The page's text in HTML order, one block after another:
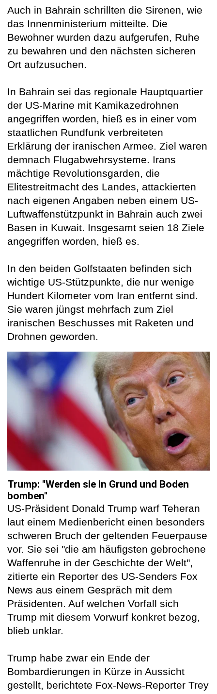
Auch in Bahrain schrillten die Sirenen, wie
das Innenministerium mitteilte. Die
Bewohner wurden dazu aufgerufen, Ruhe
zu bewahren und den nächsten sicheren
Ort aufzusuchen.
In Bahrain sei das regionale Hauptquartier
der US-Marine mit Kamikazedrohnen
angegriffen worden, hieß es in einer vom
staatlichen Rundfunk verbreiteten
Erklärung der iranischen Armee. Ziel waren
demnach Flugabwehrsysteme. Irans
mächtige Revolutionsgarden, die
Elitestreitmacht des Landes, attackierten
nach eigenen Angaben neben einem US-
Luftwaffenstützpunkt in Bahrain auch zwei
Basen in Kuwait. Insgesamt seien 18 Ziele
angegriffen worden, hieß es.
In den beiden Golfstaaten befinden sich
wichtige US-Stützpunkte, die nur wenige
Hundert Kilometer vom Iran entfernt sind.
Sie waren jüngst mehrfach zum Ziel
iranischen Beschusses mit Raketen und
Drohnen geworden.
Trump: "Werden sie in Grund und Boden
bomben"
US-Präsident Donald Trump warf Teheran
laut einem Medienbericht einen besonders
schweren Bruch der geltenden Feuerpause
vor. Sie sei "die am häufigsten gebrochene
Waffenruhe in der Geschichte der Welt",
zitierte ein Reporter des US-Senders Fox
News aus einem Gespräch mit dem
Präsidenten. Auf welchen Vorfall sich
Trump mit diesem Vorwurf konkret bezog,
blieb unklar.
Trump habe zwar ein Ende der
Bombardierungen in Kürze in Aussicht
gestellt, berichtete Fox-News-Reporter Trey